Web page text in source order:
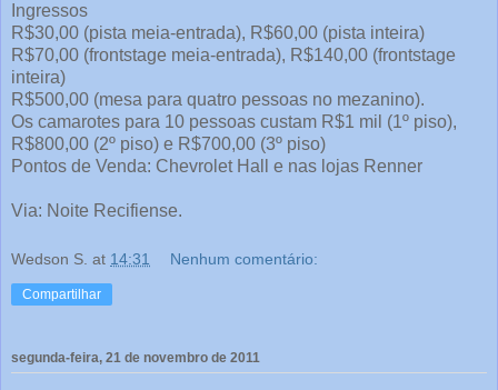
Ingressos
R$30,00 (pista meia-entrada), R$60,00 (pista inteira)
R$70,00 (frontstage meia-entrada), R$140,00 (frontstage
inteira)
R$500,00 (mesa para quatro pessoas no mezanino).
Os camarotes para 10 pessoas custam R$1 mil (1º piso),
R$800,00 (2º piso) e R$700,00 (3º piso)
Pontos de Venda: Chevrolet Hall e nas lojas Renner
Via: Noite Recifiense.
Wedson S. at 14:31 Nenhum comentário:
Compartilhar
segunda-feira, 21 de novembro de 2011